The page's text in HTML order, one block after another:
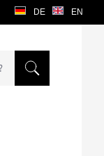
DE EN
Der